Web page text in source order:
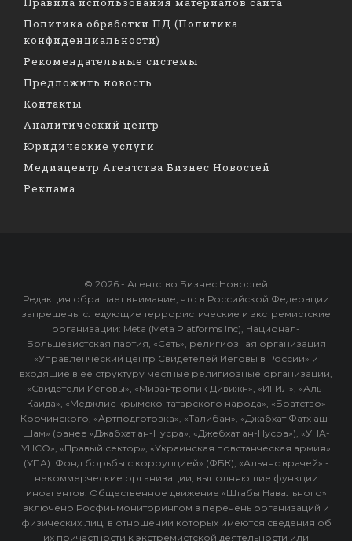
Политика обработки ПД (Политика
конфиденциальности)
Рекомендательные системы
Предложить новость
Контакты
Аналитический центр
Юридические услуги
Медиацентр Агентства Бизнес Новостей
Реклама
© 2026 - Агентство Бизнес Новостей
Редакция обращает внимание, что в Российской Федерации
запрещены следующие террористические и экстремистские
организации: Meta (Meta Platforms Inc), Национал-
Большевистская партия, «Сеть», религиозная организация
«Управленческий центр Свидетелей Иеговы в России» и
входящие в ее структуру местные религиозные организации,
«Свидетели Иеговы», «Мизантропик Дивижн», «ИГИЛ», «Аль-
Каида», «Меджлис крымско-татарского народа», «Братство»
Корчинского, «Артподготовка», «Талибан», «Джабхат Фатх аш-
Шам» (ранее «Джабхат ан-Нусра», «Джебхат ан-Нусра»), «УНА-
УНСО», «Правый сектор», «Украинская повстанческая армия»
(УПА). Фонд борьбы с коррупцией» (ФБК), «Альянс врачей» -
некоммерческие организации, выполняющие функции
иноагентов. Общественное движение «Штабы Навального»
включено Росфинмониторингом в перечень организаций и
физических лиц, в отношении которых имеются сведения об
их причастности к экстремистской деятельности или